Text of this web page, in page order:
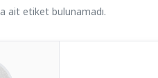
ait etiket bulunamadı.